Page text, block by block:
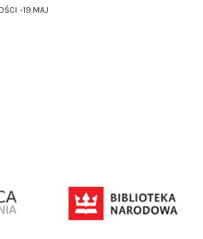
19.MAJ